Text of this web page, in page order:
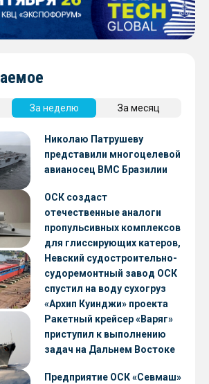
За неделю За месяц
Николаю Патрушеву
представили многоцелевой
авианосец ВМС Бразилии
ОСК создаст
отечественные аналоги
пропульсивных комплексов
для глиссирующих катеров,
скоростных судов и судов с
малой осадкой
Невский судостроительно-
судоремонтный завод ОСК
спустил на воду сухогруз
«Архип Куинджи» проекта
RSD59
Ракетный крейсер «Варяг»
приступил к выполнению
задач на Дальнем Востоке
Предприятие ОСК «Севмаш»